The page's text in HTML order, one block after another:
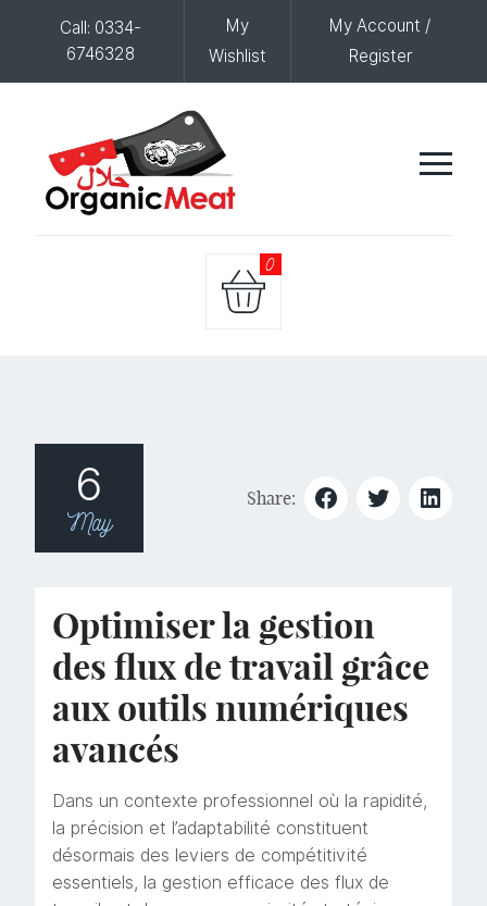
Call: 0334-
6746328
My
Wishlist
My Account /
Register
0
6
May
Share:
Optimiser la gestion
des flux de travail grâce
aux outils numériques
avancés
Dans un contexte professionnel où la rapidité,
la précision et l’adaptabilité constituent
désormais des leviers de compétitivité
essentiels, la gestion efficace des flux de